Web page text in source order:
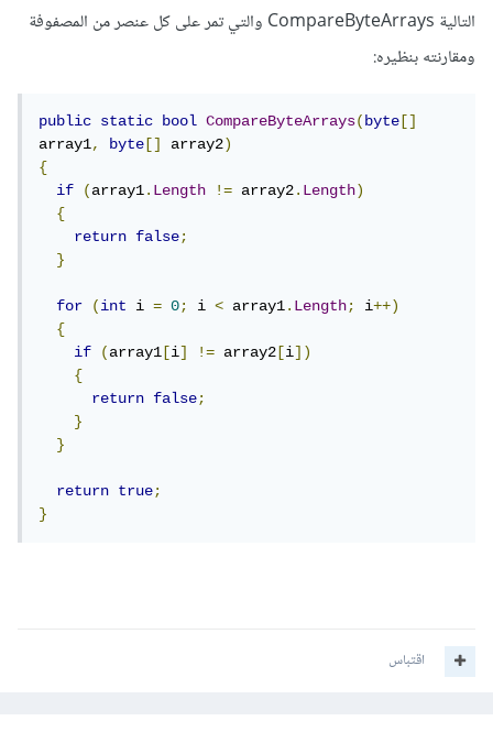
التالية CompareByteArrays والتي تمر على كل عنصر من المصفوفة
ومقارنته بنظيره:
public static bool CompareByteArrays(byte []
array1, byte [] array2)
{
if
(array1.Length != array2.Length)
{
return
false;
}
for (int i = 0; i < array1.Length; i++)
{
if
(array1 [i] != array2 [i])
{
return
false;
}
}
return true;
}
اقتباس